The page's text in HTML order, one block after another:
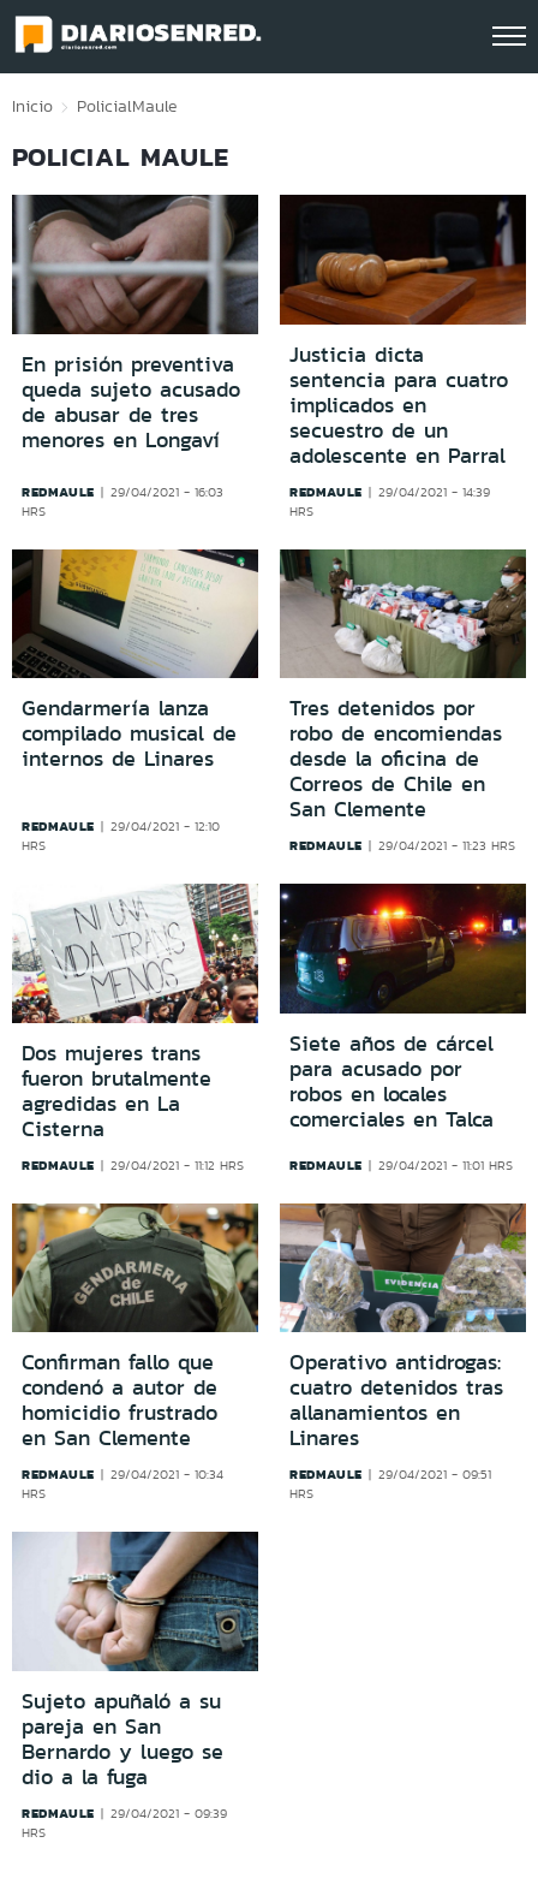
Click acá para ir directamente al contenido
Inicio PolicialMaule
POLICIAL MAULE
En prisión preventiva
queda sujeto acusado
de abusar de tres
menores en Longaví
REDMAULE
29/04/2021 - 16:03
HRS
Justicia dicta
sentencia para cuatro
implicados en
secuestro de un
adolescente en Parral
REDMAULE
29/04/2021 - 14:39
HRS
Gendarmería lanza
compilado musical de
internos de Linares
REDMAULE
29/04/2021 - 12:10
HRS
Tres detenidos por
robo de encomiendas
desde la oficina de
Correos de Chile en
San Clemente
REDMAULE 29/04/2021 - 11:23 HRS
Dos mujeres trans
fueron brutalmente
agredidas en La
Cisterna
REDMAULE 29/04/2021 - 11:12 HRS
Siete años de cárcel
para acusado por
robos en locales
comerciales en Talca
REDMAULE 29/04/2021 - 11:01 HRS
Confirman fallo que
condenó a autor de
homicidio frustrado
en San Clemente
REDMAULE
29/04/2021 - 10:34
HRS
Operativo antidrogas:
cuatro detenidos tras
allanamientos en
Linares
REDMAULE
29/04/2021 - 09:51
HRS
Sujeto apuñaló a su
pareja en San
Bernardo y luego se
dio a la fuga
REDMAULE
29/04/2021 - 09:39
HRS